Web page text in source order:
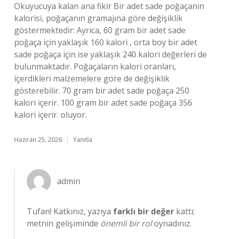
Okuyucuya kalan ana fikir Bir adet sade poğaçanın
kalorisi, poğaçanın gramajına göre değişiklik
göstermektedir: Ayrıca, 60 gram bir adet sade
poğaça için yaklaşık 160 kalori , orta boy bir adet
sade poğaça için ise yaklaşık 240 kalori değerleri de
bulunmaktadır. Poğaçaların kalori oranları,
içerdikleri malzemelere göre de değişiklik
gösterebilir. 70 gram bir adet sade poğaça 250
kalori içerir. 100 gram bir adet sade poğaça 356
kalori içerir. oluyor.
Haziran 25, 2026 Yanıtla
admin
Tufan! Katkınız, yazıya farklı bir değer kattı;
metnin gelişiminde önemli bir roloynadınız.